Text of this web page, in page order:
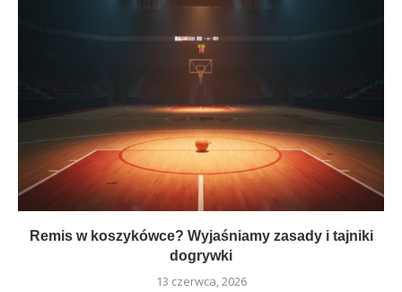
Remis w koszykówce? Wyjaśniamy zasady i tajniki
dogrywki
13 czerwca, 2026